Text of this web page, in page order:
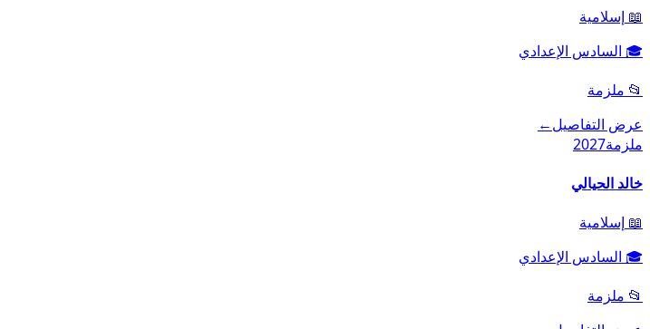
📖 إسلامية
🎓 السادس الإعدادي
📂 ملزمة
عرض التفاصيل←
ملزمة2027
خالد الحيالي
📖 إسلامية
🎓 السادس الإعدادي
📂 ملزمة